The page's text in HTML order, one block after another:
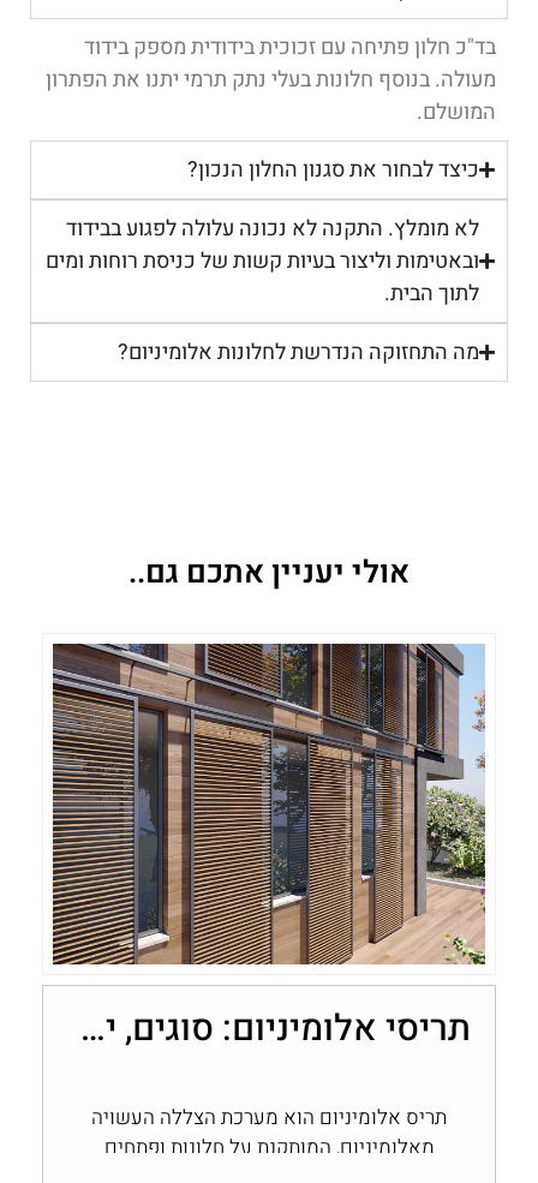
בד"כ חלון פתיחה עם זכוכית בידודית מספק בידוד
מעולה. בנוסף חלונות בעלי נתק תרמי יתנו את הפתרון
המושלם.
כיצד לבחור את סגנון החלון הנכון?
לא מומלץ. התקנה לא נכונה עלולה לפגוע בבידוד
ובאטימות וליצור בעיות קשות של כניסת רוחות ומים
לתוך הבית.
מה התחזוקה הנדרשת לחלונות אלומיניום?
אולי יעניין אתכם גם..
תריסי אלומיניום: סוגים, יתרונות ובחירה לבית
תריס אלומיניום הוא מערכת הצללה העשויה
מאלומיניום, המותקנת על חלונות ופתחים